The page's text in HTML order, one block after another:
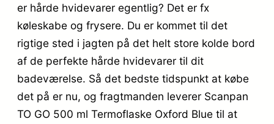
er hårde hvidevarer egentlig? Det er fx
køleskabe og frysere. Du er kommet til det
rigtige sted i jagten på det helt store kolde bord
af de perfekte hårde hvidevarer til dit
badeværelse. Så det bedste tidspunkt at købe
det på er nu, og fragtmanden leverer Scanpan
TO GO 500 ml Termoflaske Oxford Blue til at